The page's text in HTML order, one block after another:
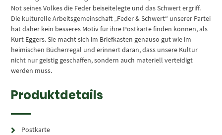
Not seines Volkes die Feder beiseitelegte und das Schwert ergriff.
Die kulturelle Arbeitsgemeinschaft „Feder & Schwert“ unserer Partei
hat daher kein besseres Motiv für ihre Postkarte finden können, als
Kurt Eggers. Sie macht sich im Briefkasten genauso gut wie im
heimischen Bücherregal und erinnert daran, dass unsere Kultur
nicht nur geistig geschaffen, sondern auch materiell verteidigt
werden muss.
Produktdetails
Postkarte